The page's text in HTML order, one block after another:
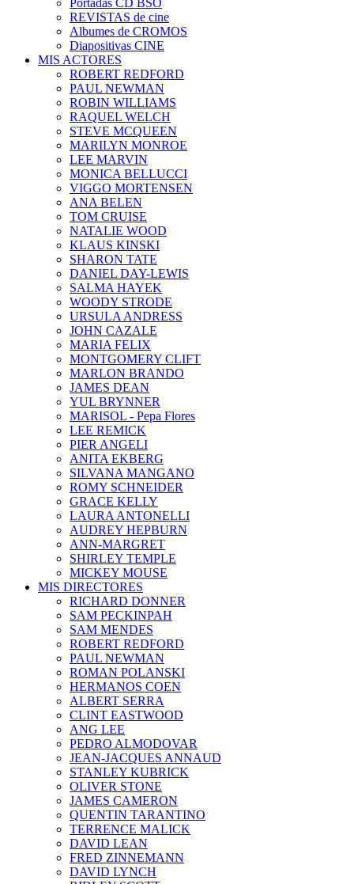
Portadas CD BSO
REVISTAS de cine
Albumes de CROMOS
Diapositivas CINE
MIS ACTORES
ROBERT REDFORD
PAUL NEWMAN
ROBIN WILLIAMS
RAQUEL WELCH
STEVE MCQUEEN
MARILYN MONROE
LEE MARVIN
MONICA BELLUCCI
VIGGO MORTENSEN
ANA BELEN
TOM CRUISE
NATALIE WOOD
KLAUS KINSKI
SHARON TATE
DANIEL DAY-LEWIS
SALMA HAYEK
WOODY STRODE
URSULA ANDRESS
JOHN CAZALE
MARIA FELIX
MONTGOMERY CLIFT
MARLON BRANDO
JAMES DEAN
YUL BRYNNER
MARISOL - Pepa Flores
LEE REMICK
PIER ANGELI
ANITA EKBERG
SILVANA MANGANO
ROMY SCHNEIDER
GRACE KELLY
LAURA ANTONELLI
AUDREY HEPBURN
ANN-MARGRET
SHIRLEY TEMPLE
MICKEY MOUSE
MIS DIRECTORES
RICHARD DONNER
SAM PECKINPAH
SAM MENDES
ROBERT REDFORD
PAUL NEWMAN
ROMAN POLANSKI
HERMANOS COEN
ALBERT SERRA
CLINT EASTWOOD
ANG LEE
PEDRO ALMODOVAR
JEAN-JACQUES ANNAUD
STANLEY KUBRICK
OLIVER STONE
JAMES CAMERON
QUENTIN TARANTINO
TERRENCE MALICK
DAVID LEAN
FRED ZINNEMANN
DAVID LYNCH